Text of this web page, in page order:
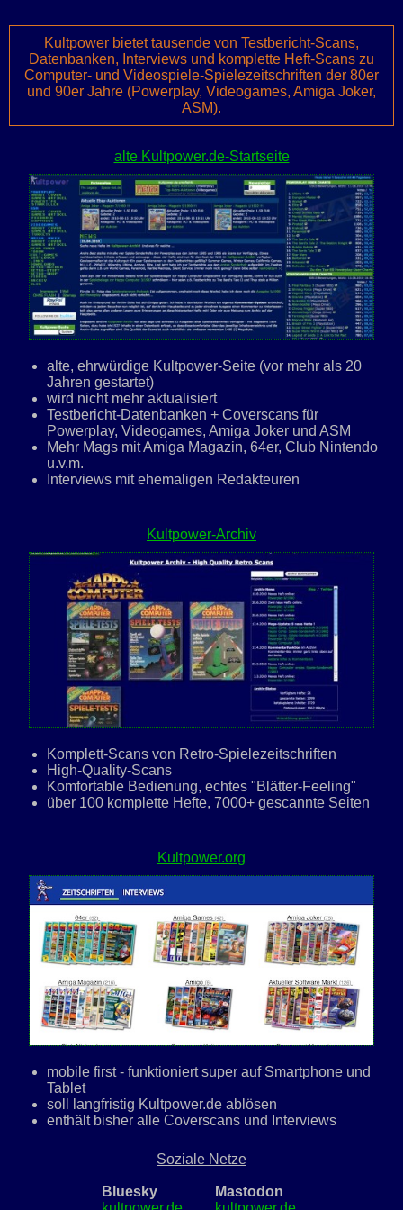
Kultpower bietet tausende von Testbericht-Scans,
Datenbanken, Interviews und komplette Heft-Scans zu
Computer- und Videospiele-Spielezeitschriften der 80er
und 90er Jahre (Powerplay, Videogames, Amiga Joker,
ASM).
alte Kultpower.de-Startseite
alte, ehrwürdige Kultpower-Seite (vor mehr als 20
Jahren gestartet)
wird nicht mehr aktualisiert
Testbericht-Datenbanken + Coverscans für
Powerplay, Videogames, Amiga Joker und ASM
Mehr Mags mit Amiga Magazin, 64er, Club Nintendo
u.v.m.
Interviews mit ehemaligen Redakteuren
Kultpower-Archiv
Komplett-Scans von Retro-Spielezeitschriften
High-Quality-Scans
Komfortable Bedienung, echtes "Blätter-Feeling"
über 100 komplette Hefte, 7000+ gescannte Seiten
Kultpower.org
mobile first - funktioniert super auf Smartphone und
Tablet
soll langfristig Kultpower.de ablösen
enthält bisher alle Coverscans und Interviews
Soziale Netze
Bluesky
Mastodon